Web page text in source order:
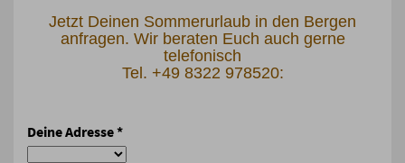
Jetzt Deinen Sommerurlaub in den Bergen
anfragen. Wir beraten Euch auch gerne
telefonisch
Tel. +49 8322 978520:
Deine Adresse*